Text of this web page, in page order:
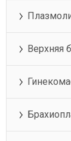
Верхняя